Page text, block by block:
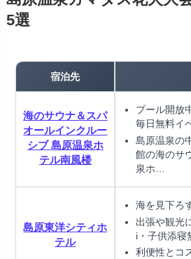
5選
宿泊先
海のサウナ＆スパ
オールインクルー
シブ 島原温泉ホ
テル南風楼
プール開放
毎日無料イ
島原温泉の
館の海のサ
泉ホ…
島原東洋シティホ
テル
海を見下ろ
出張や観光
i・子供添寝
利便性とコ